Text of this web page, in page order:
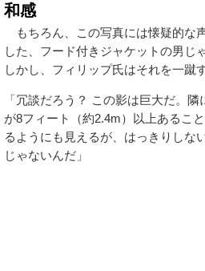
和感
もちろん、この写真には懐疑的な
した、フード付きジャケットの男じ
しかし、フィリップ氏はそれを一蹴す
「冗談だろう？ この影は巨大だ。
が8フィート（約2.4m）以上あるこ
るようにも見えるが、はっきりしな
じゃないんだ」